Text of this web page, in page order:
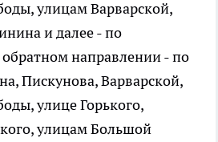
улицам Варварской,
и далее - по
направлении - по
Пискунова, Варварской,
улице Горького,
улицам Большой